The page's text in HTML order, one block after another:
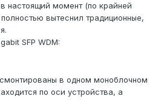
настоящий момент (по крайней
вытеснил традиционные,
SFP WDM:
в одном моноблочном
по оси устройства, а